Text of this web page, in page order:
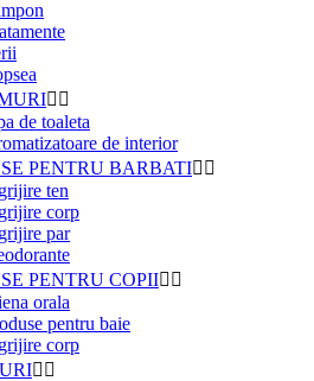
 
de toaleta
de interior
PENTRU BARBATI 
ten
corp
par
PENTRU COPII 
orala
pentru baie
corp
 